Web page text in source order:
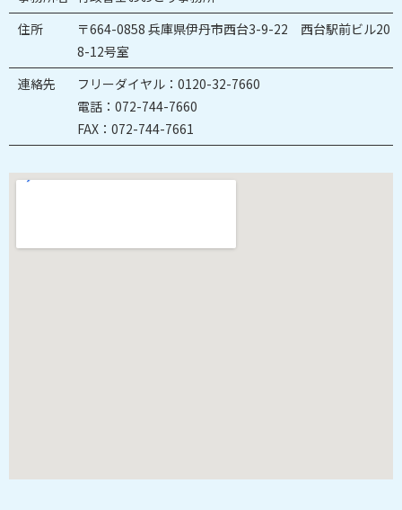
住所
〒664-0858 兵庫県伊丹市西台3-9-22 西台駅前ビル20
8-12号室
連絡先
フリーダイヤル：0120-32-7660
電話：072-744-7660
FAX：072-744-7661